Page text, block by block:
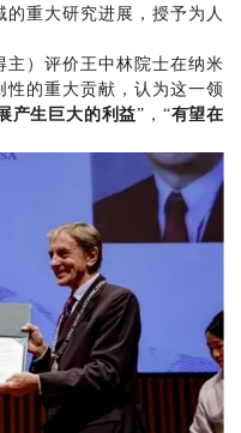
的重大研究进展，授予为人
主）评价王中林院士在纳米
的重大贡献，认为这一领
产生巨大的利益”，“有望在